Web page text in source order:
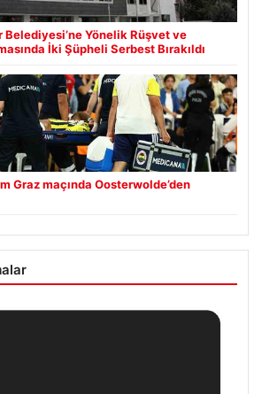
Yönelik Rüşvet ve
İki Şüpheli Serbest Bırakıldı
Graz maçında Oosterwolde’den